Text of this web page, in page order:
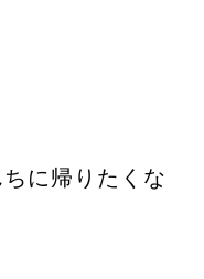
に帰りたくな